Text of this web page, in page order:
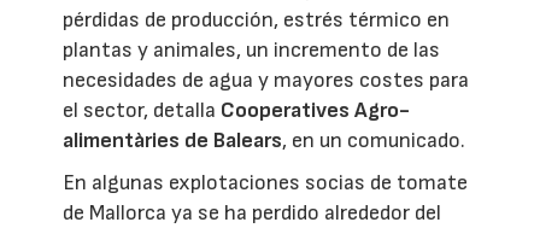
pérdidas de producción, estrés térmico en
plantas y animales, un incremento de las
necesidades de agua y mayores costes para
el sector, detalla Cooperatives Agro-
alimentàries de Balears, en un comunicado.
En algunas explotaciones socias de tomate
de Mallorca ya se ha perdido alrededor del